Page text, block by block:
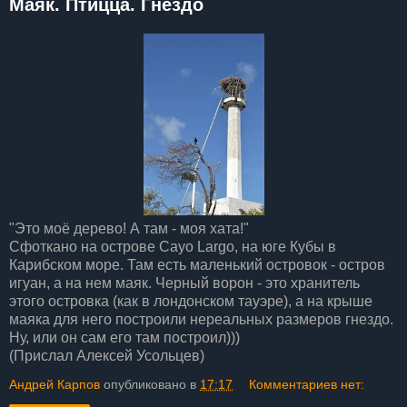
Маяк. Птицца. Гнездо
"Это моё дерево! А там - моя хата!"
Сфоткано на острове Cayo Largo, на юге Кубы в
Карибском море. Там есть маленький островок - остров
игуан, а на нем маяк. Черный ворон - это хранитель
этого островка (как в лондонском тауэре), а на крыше
маяка для него построили нереальных размеров гнездо.
Ну, или он сам его там построил)))
(Прислал Алексей Усольцев)
Андрей Карпов опубликовано в 17:17 Комментариев нет: